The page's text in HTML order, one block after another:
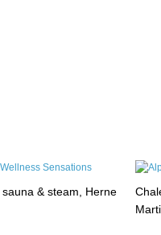
& steam, Herne